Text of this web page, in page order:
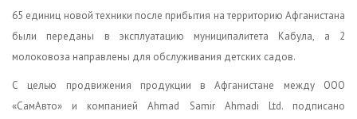
65 единиц новой техники после прибытия на территорию Афганистана
были переданы в эксплуатацию муниципалитета Кабула, а 2
молоковоза направлены для обслуживания детских садов.
С целью продвижения продукции в Афганистане между ООО
«СамАвто» и компанией Ahmad Samir Ahmadi Ltd. подписано